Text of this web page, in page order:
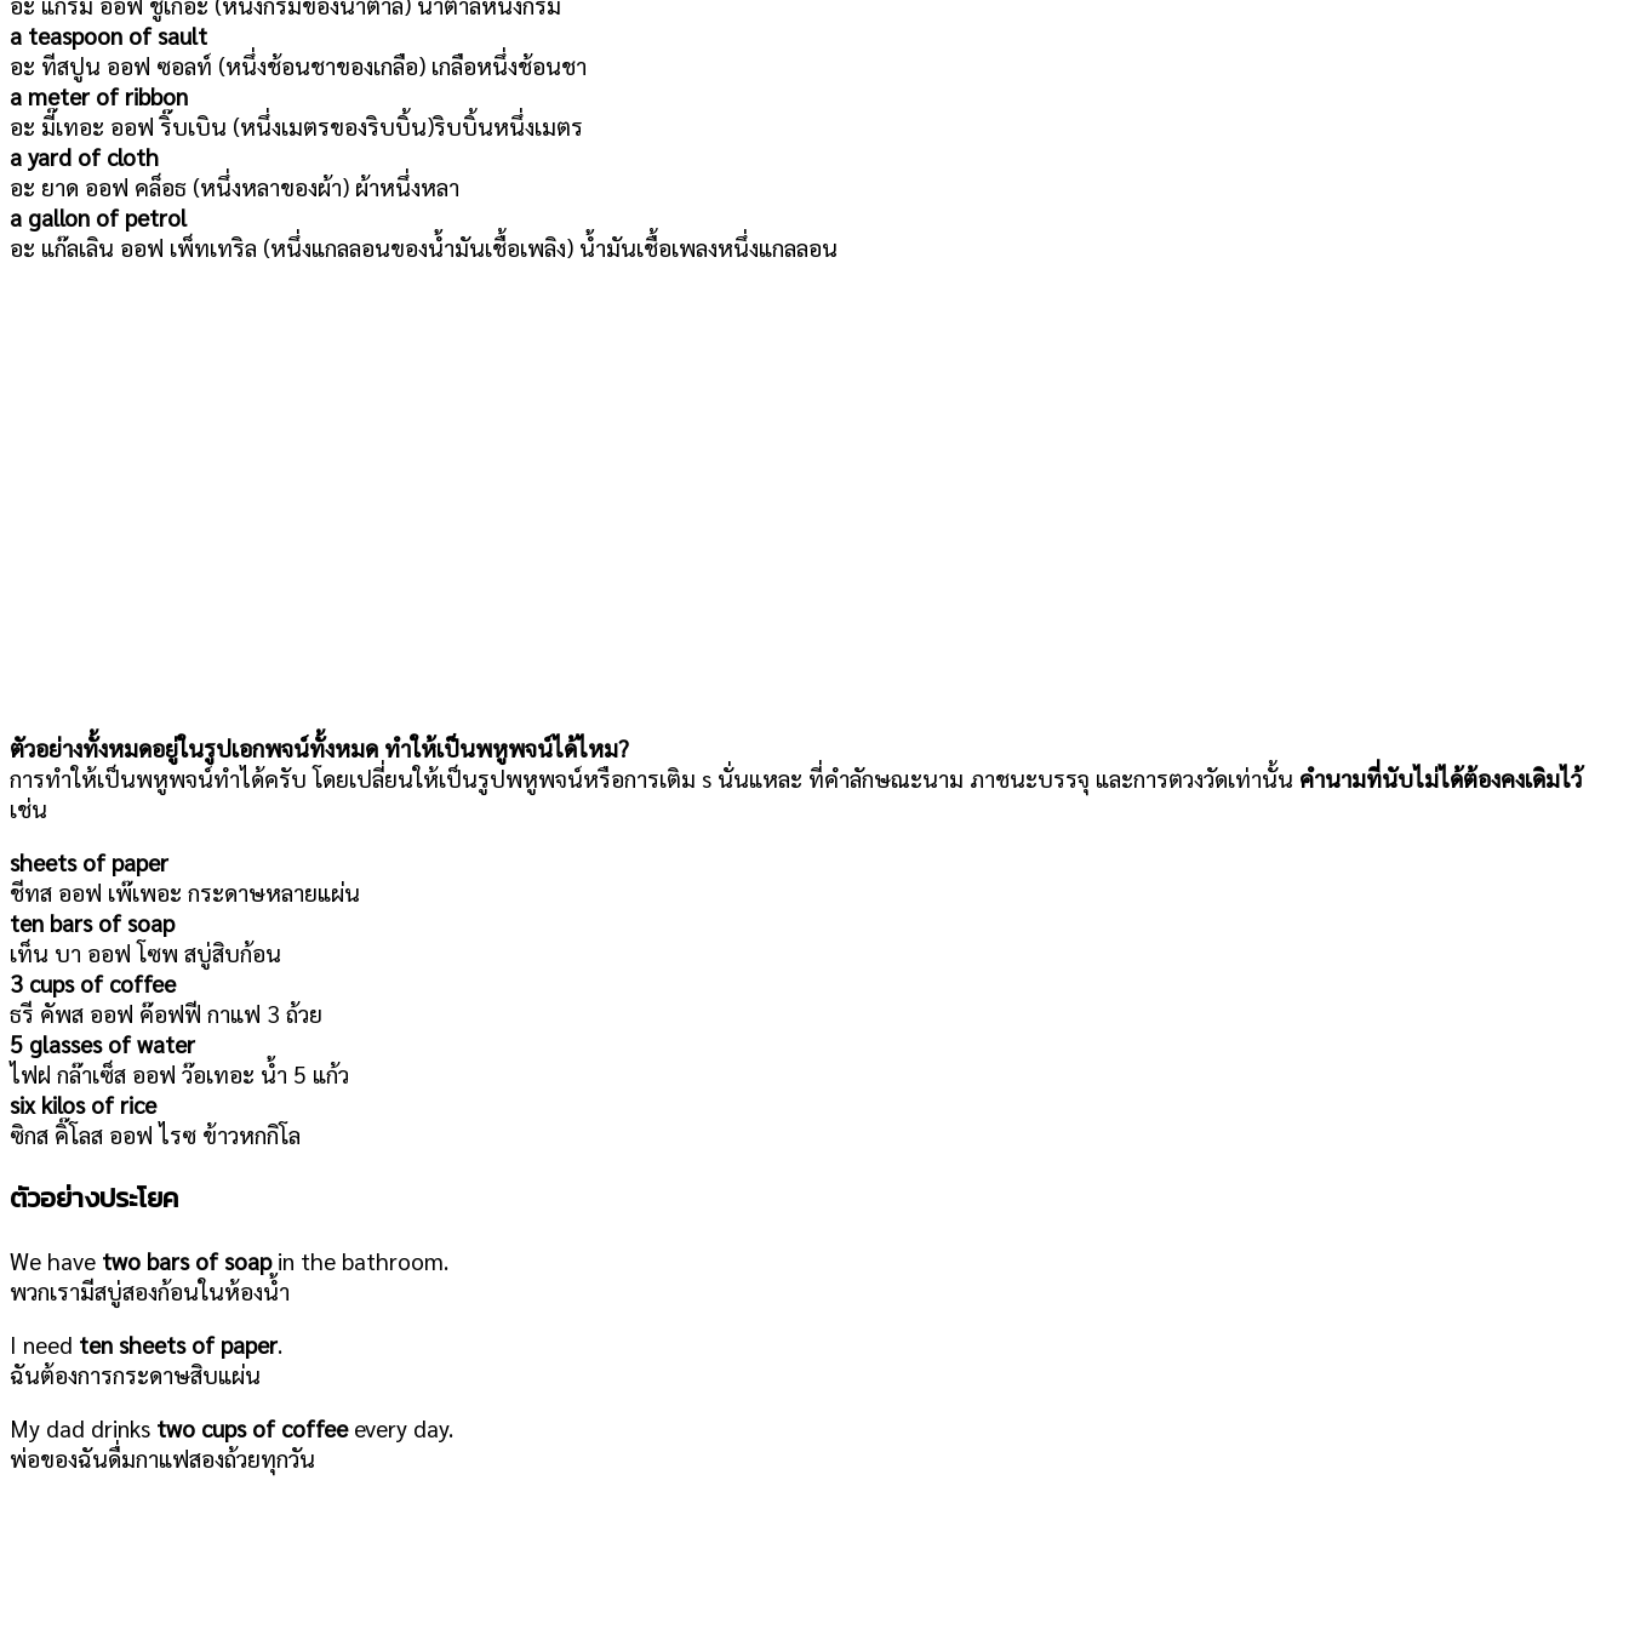
a teaspoon of sault
อะ ทีสปูน ออฟ ซอลท์ (หนึ่งช้อนชาของเกลือ) เกลือหนึ่งช้อนชา
a meter of ribbon
อะ มี๊เทอะ ออฟ ริ๊บเบิน (หนึ่งเมตรของริบบิ้น)ริบบิ้นหนึ่งเมตร
a yard of cloth
อะ ยาด ออฟ คล็อธ (หนึ่งหลาของผ้า) ผ้าหนึ่งหลา
a gallon of petrol
อะ แก๊ลเลิน ออฟ เพ็ทเทริล (หนึ่งแกลลอนของน้ำมันเชื้อเพลิง) น้ำมันเชื้อเพลงหนึ่งแกลลอน
ตัวอย่างทั้งหมดอยู่ในรูปเอกพจน์ทั้งหมด ทำให้เป็นพหูพจน์ได้ไหม?
การทำให้เป็นพหูพจน์ทำได้ครับ โดยเปลี่ยนให้เป็นรูปพหูพจน์หรือการเติม s นั่นแหละ ที่คำลักษณะนาม ภาชนะบรรจุ และการตวงวัดเท่านั้น คำนามที่นับไม่ได้ต้องคงเดิมไว้
เช่น
sheets of paper
ชีทส ออฟ เพ๊เพอะ กระดาษหลายแผ่น
ten bars of soap
เท็น บา ออฟ โซพ สบู่สิบก้อน
3 cups of coffee
ธรี คัพส ออฟ ค๊อฟฟี กาแฟ 3 ถ้วย
5 glasses of water
ไฟฝ กล๊าเซ็ส ออฟ ว๊อเทอะ น้ำ 5 แก้ว
six kilos of rice
ซิกส คิ๊โลส ออฟ ไรซ ข้าวหกกิโล
ตัวอย่างประโยค
We have two bars of soapin the bathroom.
พวกเรามีสบู่สองก้อนในห้องน้ำ
I need ten sheets of paper.
ฉันต้องการกระดาษสิบแผ่น
My dad drinks two cups of coffeeevery day.
พ่อของฉันดื่มกาแฟสองถ้วยทุกวัน